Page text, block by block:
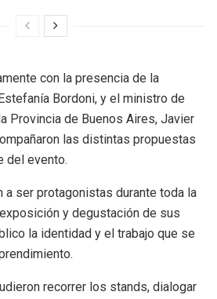
con la presencia de la
Bordoni, y el ministro de
Provincia de Buenos Aires, Javier
las distintas propuestas
del evento.
a ser protagonistas durante toda la
y degustación de sus
la identidad y el trabajo que se
recorrer los stands, dialogar